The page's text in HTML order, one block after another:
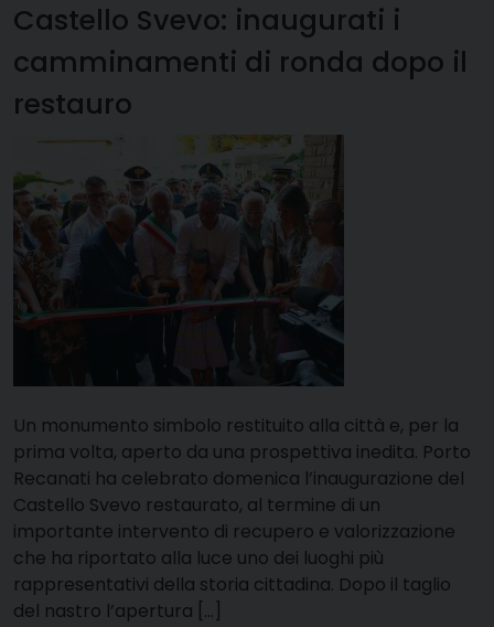
Castello Svevo: inaugurati i
camminamenti di ronda dopo il
restauro
Un monumento simbolo restituito alla città e, per la
prima volta, aperto da una prospettiva inedita. Porto
Recanati ha celebrato domenica l’inaugurazione del
Castello Svevo restaurato, al termine di un
importante intervento di recupero e valorizzazione
che ha riportato alla luce uno dei luoghi più
rappresentativi della storia cittadina. Dopo il taglio
del nastro l’apertura […]